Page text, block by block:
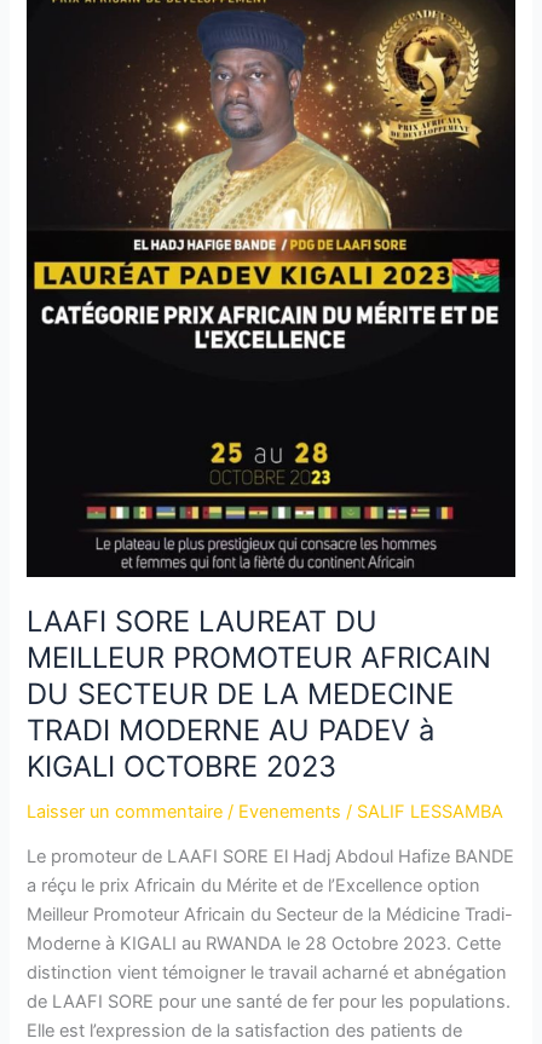
LAAFI SORE LAUREAT DU
MEILLEUR PROMOTEUR AFRICAIN
DU SECTEUR DE LA MEDECINE
TRADI MODERNE AU PADEV à
KIGALI OCTOBRE 2023
Laisser un commentaire / Evenements / SALIF LESSAMBA
Le promoteur de LAAFI SORE El Hadj Abdoul Hafize BANDE
a réçu le prix Africain du Mérite et de l’Excellence option
Meilleur Promoteur Africain du Secteur de la Médicine Tradi-
Moderne à KIGALI au RWANDA le 28 Octobre 2023. Cette
distinction vient témoigner le travail acharné et abnégation
de LAAFI SORE pour une santé de fer pour les populations.
Elle est l’expression de la satisfaction des patients de
MODERNE
AU
PADEV